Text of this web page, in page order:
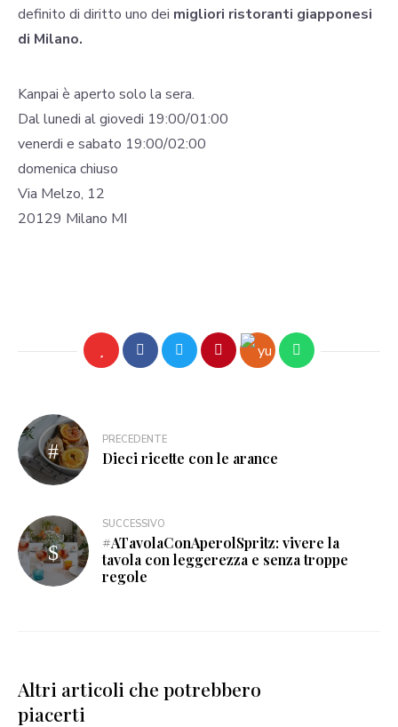
definito di diritto uno dei migliori ristoranti giapponesi
di Milano.
Kanpai è aperto solo la sera.
Dal lunedi al giovedi 19:00/01:00
venerdi e sabato 19:00/02:00
domenica chiuso
Via Melzo, 12
20129 Milano MI
PRECEDENTE
Dieci ricette con le arance
SUCCESSIVO
#ATavolaConAperolSpritz: vivere la
tavola con leggerezza e senza troppe
regole
Altri articoli che potrebbero
piacerti